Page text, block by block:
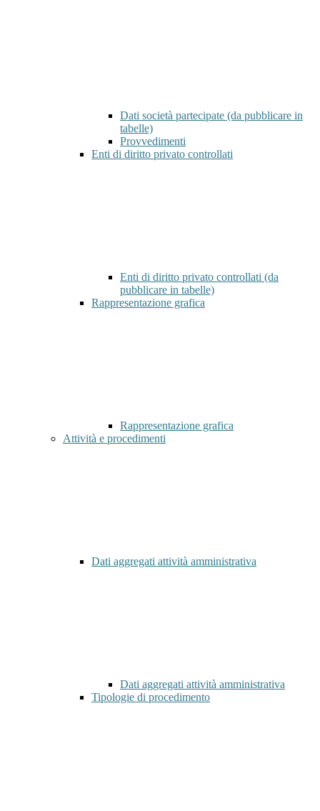
Dati società partecipate (da pubblicare in
tabelle)
Provvedimenti
Enti di diritto privato controllati
Enti di diritto privato controllati (da
pubblicare in tabelle)
Rappresentazione grafica
Rappresentazione grafica
Attività e procedimenti
Dati aggregati attività amministrativa
Dati aggregati attività amministrativa
Tipologie di procedimento